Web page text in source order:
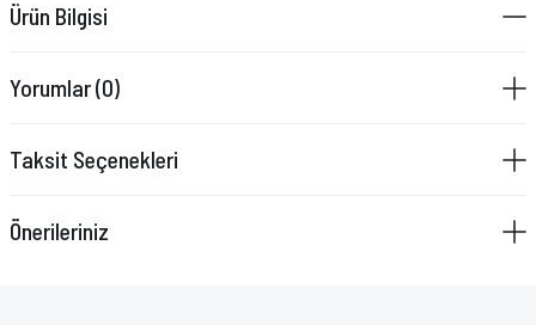
Ürün Bilgisi
Yorumlar (0)
Taksit Seçenekleri
Önerileriniz